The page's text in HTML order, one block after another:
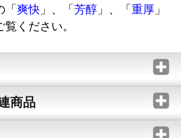
「爽快 」、「芳醇 」、「重厚 」
ください。
商品